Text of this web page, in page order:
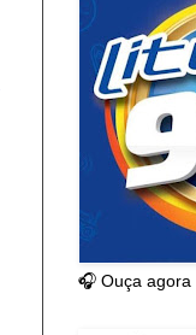
🎧 Ouça agora